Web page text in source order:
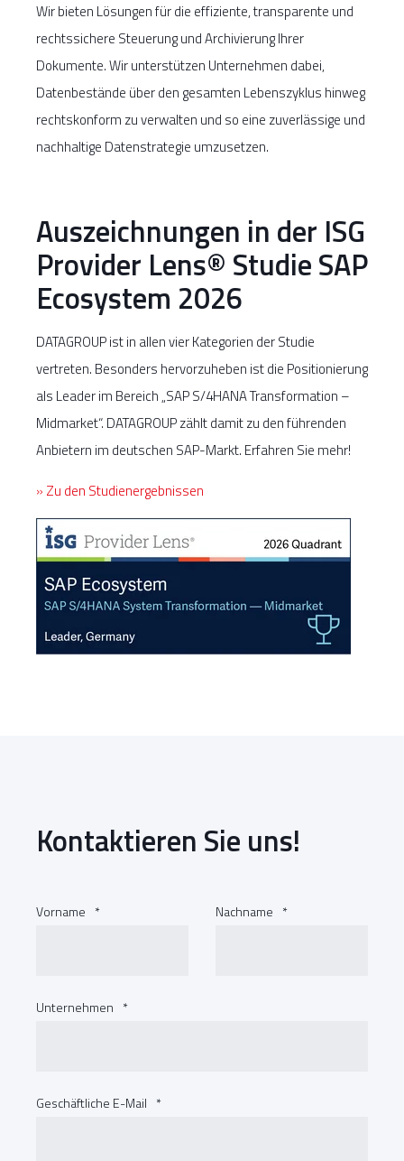
Wir bieten Lösungen für die effiziente, transparente und
rechtssichere Steuerung und Archivierung Ihrer
Dokumente. Wir unterstützen Unternehmen dabei,
Datenbestände über den gesamten Lebenszyklus hinweg
rechtskonform zu verwalten und so eine zuverlässige und
nachhaltige Datenstrategie umzusetzen.
Auszeichnungen in der ISG
Provider Lens® Studie SAP
Ecosystem 2026
DATAGROUP ist in allen vier Kategorien der Studie
vertreten. Besonders hervorzuheben ist die Positionierung
als Leader im Bereich „SAP S/4HANA Transformation –
Midmarket“. DATAGROUP zählt damit zu den führenden
Anbietern im deutschen SAP-Markt. Erfahren Sie mehr!
» Zu den Studienergebnissen
Kontaktieren Sie uns!
Vorname * Nachname *
Unternehmen *
Geschäftliche E-Mail *